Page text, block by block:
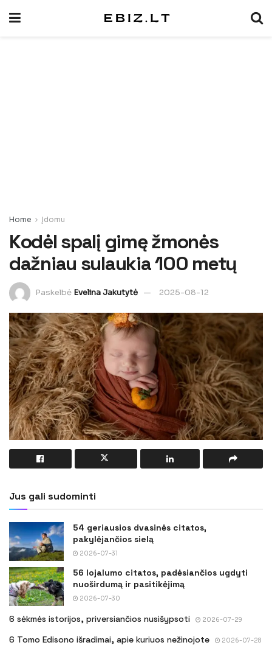
Home Įdomu
Kodėl spalį gimę žmonės
dažniau sulaukia 100 metų
Paskelbė Evelina Jakutytė 2025-08-12
Jus gali sudominti
54 geriausios dvasinės citatos,
pakylėjančios sielą
2026-07-31
56 lojalumo citatos, padėsiančios ugdyti
nuoširdumą ir pasitikėjimą
2026-07-30
6 sėkmės istorijos, priversiančios nusišypsoti 2026-07-29
6 Tomo Edisono išradimai, apie kuriuos nežinojote 2026-07-28